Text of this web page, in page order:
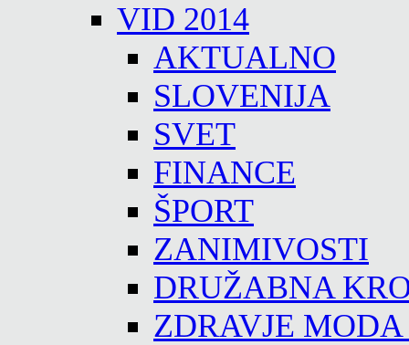
VID 2014
AKTUALNO
SLOVENIJA
SVET
FINANCE
ŠPORT
ZANIMIVOSTI
DRUŽABNA
ZDRAVJE